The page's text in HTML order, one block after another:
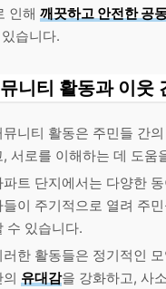
인해 깨끗하고 안전한 공
습니다.
니티 활동과 이웃
뮤니티 활동은 주민들 간
, 서로를 이해하는 데 도움
파트 단지에서는 다양한
들이 주기적으로 열려 주
수 있습니다.
러한 활동들은 정기적인
의 유대감을 강화하고, 사